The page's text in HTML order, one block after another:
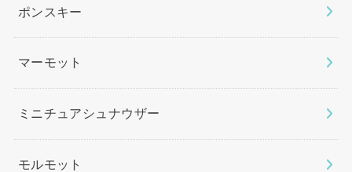
ポンスキー
マーモット
ミニチュアシュナウザー
モルモット